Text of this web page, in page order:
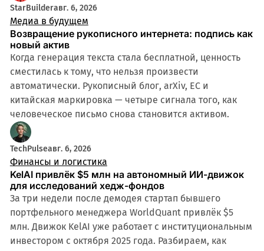
StarBuilderавг. 6, 2026
Медиа в будущем
Возвращение рукописного интернета: подпись как
новый актив
Когда генерация текста стала бесплатной, ценность
сместилась к тому, что нельзя произвести
автоматически. Рукописный блог, arXiv, ЕС и
китайская маркировка — четыре сигнала того, как
человеческое письмо снова становится активом.
TechPulseавг. 6, 2026
Финансы и логистика
KelAI привлёк $5 млн на автономный ИИ-движок
для исследований хедж-фондов
За три недели после демодея стартап бывшего
портфельного менеджера WorldQuant привлёк $5
млн. Движок KelAI уже работает с институциональным
инвестором с октября 2025 года. Разбираем, как